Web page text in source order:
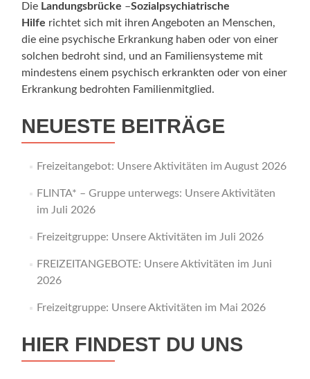
Die Landungsbrücke –Sozialpsychiatrische
Hilfe richtet sich mit ihren Angeboten an Menschen,
die eine psychische Erkrankung haben oder von einer
solchen bedroht sind, und an Familiensysteme mit
mindestens einem psychisch erkrankten oder von einer
Erkrankung bedrohten Familienmitglied.
NEUESTE BEITRÄGE
Freizeitangebot: Unsere Aktivitäten im August 2026
FLINTA* – Gruppe unterwegs: Unsere Aktivitäten
im Juli 2026
Freizeitgruppe: Unsere Aktivitäten im Juli 2026
FREIZEITANGEBOTE: Unsere Aktivitäten im Juni
2026
Freizeitgruppe: Unsere Aktivitäten im Mai 2026
HIER FINDEST DU UNS